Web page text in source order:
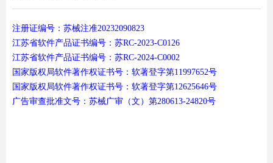
注册证编号：苏械注准20232090823
江苏省软件产品证书编号：苏RC-2023-C0126
江苏省软件产品证书编号：苏RC-2024-C0002
国家版权局软件著作权证书号：软著登字第11997652号
国家版权局软件著作权证书号：软著登字第12625646号
广告审查批准文号：苏械广审（文）第280613-24820号